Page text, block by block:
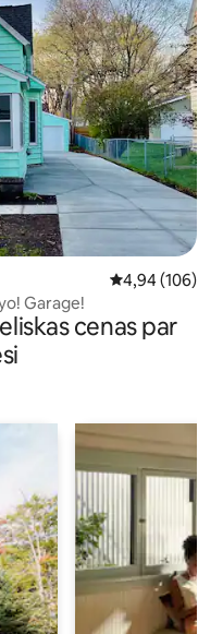
Vidējais
4,94 (106)
Garage!
cenas par